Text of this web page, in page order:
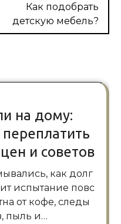
Как подобрать
детскую мебель?
на дому:
и советов
испытание повс
от кофе, следы
пыль и…